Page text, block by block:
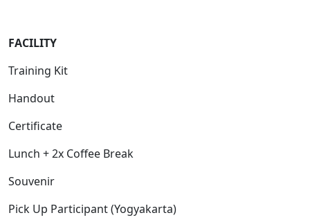
FACILITY
Training Kit
Handout
Certificate
Lunch + 2x Coffee Break
Souvenir
Pick Up Participant (Yogyakarta)